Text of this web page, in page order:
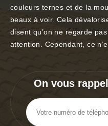
couleurs ternes et de la
beaux à voir. Cela
disent qu’on ne regarde
attention. Cependant, ce
On vous